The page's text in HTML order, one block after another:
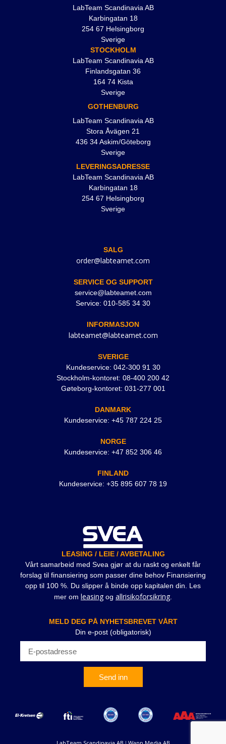
LabTeam Scandinavia AB
Karbingatan 18
254 67 Helsingborg
Sverige
STOCKHOLM
LabTeam Scandinavia AB
Finlandsgatan 36
164 74 Kista
Sverige
GOTHENBURG
LabTeam Scandinavia AB
Stora Åvägen 21
436 34 Askim/Göteborg
Sverige
LEVERINGSADRESSE
LabTeam Scandinavia AB
Karbingatan 18
254 67 Helsingborg
Sverige
SALG
order@labteamet.com
SERVICE OG SUPPORT
service@labteamet.com
Service: 010-585 34 30
INFORMASJON
labteamet@labteamet.com
SVERIGE
Kundeservice: 042-300 91 30
Stockholm-kontoret: 08-400 200 42
Gøteborg-kontoret: 031-277 001
DANMARK
Kundeservice: +45 787 224 25
NORGE
Kundeservice: +47 852 306 46
FINLAND
Kundeservice: +35 895 607 78 19
LEASING / LEIE / AVBETALING
Vårt samarbeid med Svea gjør at du raskt og enkelt får
forslag til finansiering som passer dine behov Finansiering
opp til 100 %. Du slipper å binde opp kapitalen din. Les
mer om leasingog allrisikoforsikring.
MELD DEG PÅ NYHETSBREVET VÅRT
Din e-post (obligatorisk)
Send inn